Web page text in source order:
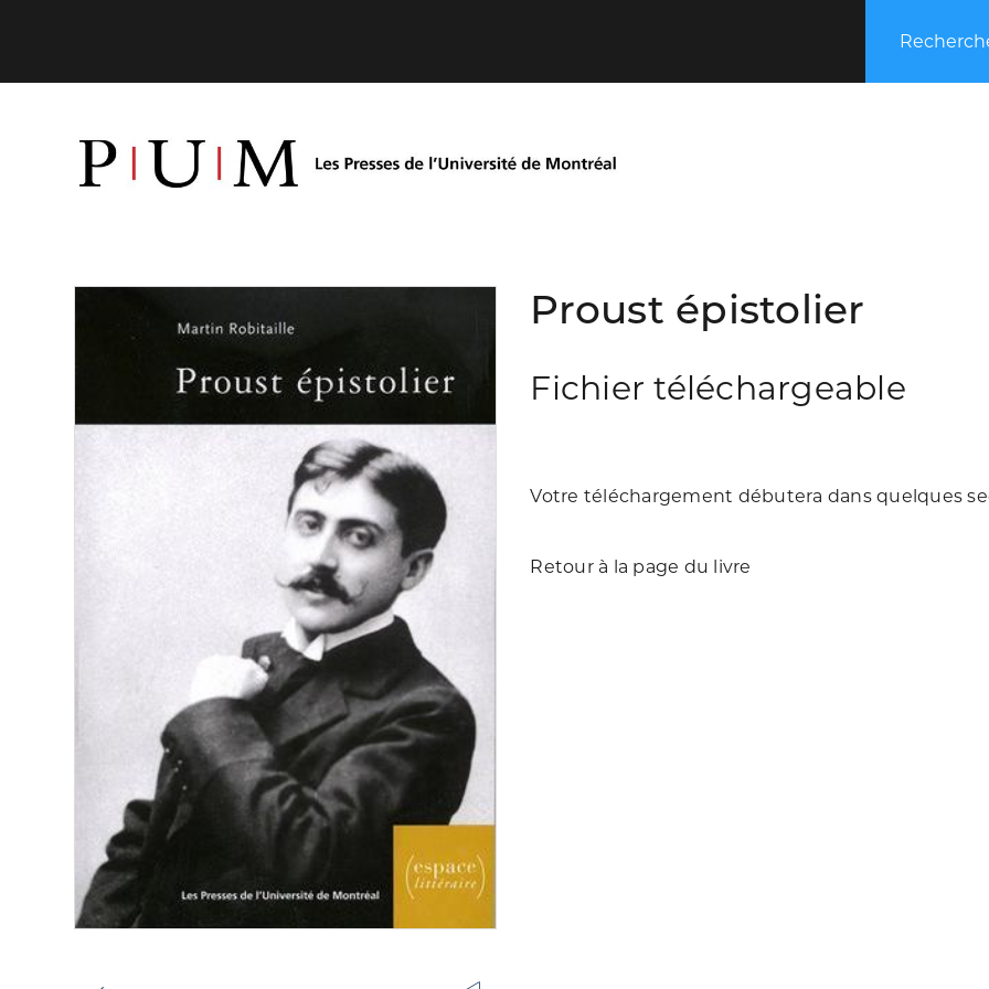
Proust épistolier
Fichier téléchargeable
Votre téléchargement débutera dans quelques
Retour à la page du livre